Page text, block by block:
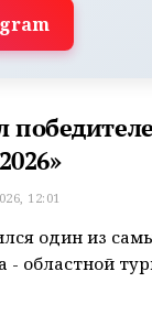
12:01
один из
областной